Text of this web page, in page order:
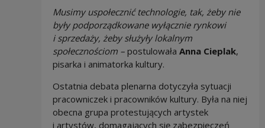
Musimy uspołecznić technologie, tak, żeby nie
były podporządkowane wyłącznie rynkowi
i sprzedaży, żeby służyły lokalnym
społecznościom – postulowała Anna Cieplak,
pisarka i animatorka kultury.
Ostatnia debata plenarna dotyczyła sytuacji
pracowniczek i pracowników kultury. Była na niej
obecna grupa protestujących artystek
i artystów, domagających się zabezpieczeń